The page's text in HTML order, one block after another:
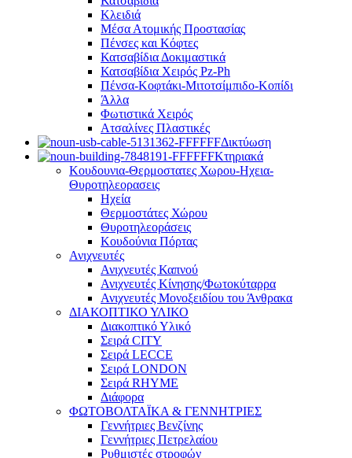
Κλειδιά
Μέσα Ατομικής Προστασίας
Πένσες και Κόφτες
Κατσαβίδια Δοκιμαστικά
Κατσαβίδια Χειρός Pz-Ph
Πένσα-Κοφτάκι-Μιτοτσίμπιδο-Κοπίδι
Άλλα
Φωτιστικά Χειρός
Ατσαλίνες Πλαστικές
Δικτύωση
Κτηριακά
Κουδουνια-Θερμοστατες Χωρου-Ηχεια-
Θυροτηλεορασεις
Ηχεία
Θερμοστάτες Χώρου
Θυροτηλεοράσεις
Κουδούνια Πόρτας
Ανιχνευτές
Ανιχνευτές Καπνού
Ανιχνευτές Κίνησης/Φωτοκύταρρα
Ανιχνευτές Μονοξειδίου του Άνθρακα
ΔΙΑΚΟΠΤΙΚΟ ΥΛΙΚΟ
Διακοπτικό Υλικό
Σειρά CITY
Σειρά LECCE
Σειρά LONDON
Σειρά RHYME
Διάφορα
ΦΩΤΟΒΟΛΤΑΪΚΑ & ΓΕΝΝΗΤΡΙΕΣ
Γεννήτριες Βενζίνης
Γεννήτριες Πετρελαίου
Ρυθμιστές στροφών